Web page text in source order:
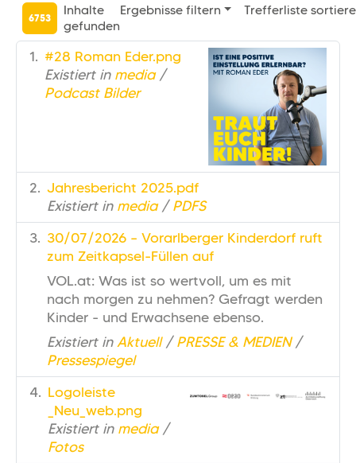
6753
Inhalte
gefunden
Ergebnisse filtern Trefferliste
#28 Roman Eder.png
Existiert in media /
Podcast Bilder
Jahresbericht 2025.pdf
Existiert in media /PDFS
30/07/2026 – Vorarlberger Kinderdorf ruft
zum Zeitkapsel-Füllen auf
VOL.at: Was ist so wertvoll, um es mit
nach morgen zu nehmen? Gefragt werden
Kinder - und Erwachsene ebenso.
Existiert in Aktuell /PRESSE & MEDIEN /
Pressespiegel
Logoleiste
_Neu_web.png
Existiert in media /
Fotos